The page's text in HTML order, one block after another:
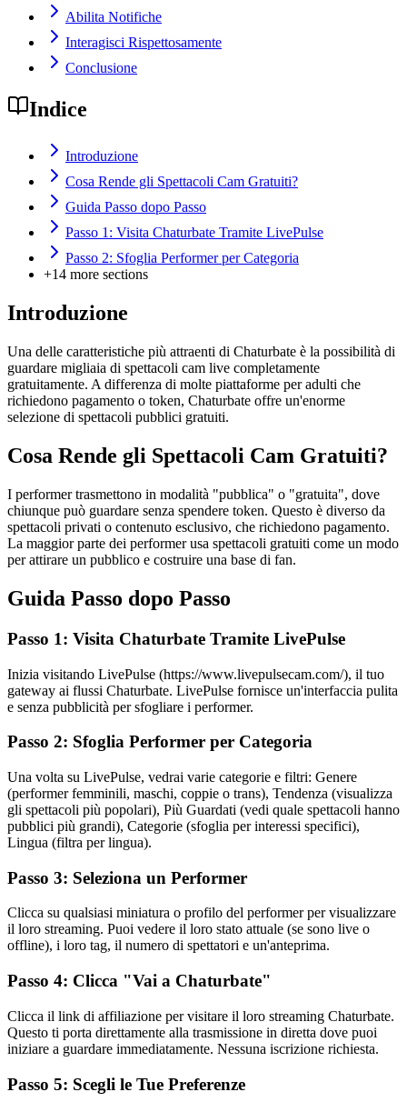
Abilita Notifiche
Interagisci Rispettosamente
Conclusione
Indice
Introduzione
Cosa Rende gli Spettacoli Cam Gratuiti?
Guida Passo dopo Passo
Passo 1: Visita Chaturbate Tramite LivePulse
Passo 2: Sfoglia Performer per Categoria
+14 more sections
Introduzione
Una delle caratteristiche più attraenti di Chaturbate è la possibilità di
guardare migliaia di spettacoli cam live completamente
gratuitamente. A differenza di molte piattaforme per adulti che
richiedono pagamento o token, Chaturbate offre un'enorme
selezione di spettacoli pubblici gratuiti.
Cosa Rende gli Spettacoli Cam Gratuiti?
I performer trasmettono in modalità "pubblica" o "gratuita", dove
chiunque può guardare senza spendere token. Questo è diverso da
spettacoli privati o contenuto esclusivo, che richiedono pagamento.
La maggior parte dei performer usa spettacoli gratuiti come un modo
per attirare un pubblico e costruire una base di fan.
Guida Passo dopo Passo
Passo 1: Visita Chaturbate Tramite LivePulse
Inizia visitando LivePulse (https://www.livepulsecam.com/), il tuo
gateway ai flussi Chaturbate. LivePulse fornisce un'interfaccia pulita
e senza pubblicità per sfogliare i performer.
Passo 2: Sfoglia Performer per Categoria
Una volta su LivePulse, vedrai varie categorie e filtri: Genere
(performer femminili, maschi, coppie o trans), Tendenza (visualizza
gli spettacoli più popolari), Più Guardati (vedi quale spettacoli hanno
pubblici più grandi), Categorie (sfoglia per interessi specifici),
Lingua (filtra per lingua).
Passo 3: Seleziona un Performer
Clicca su qualsiasi miniatura o profilo del performer per visualizzare
il loro streaming. Puoi vedere il loro stato attuale (se sono live o
offline), i loro tag, il numero di spettatori e un'anteprima.
Passo 4: Clicca "Vai a Chaturbate"
Clicca il link di affiliazione per visitare il loro streaming Chaturbate.
Questo ti porta direttamente alla trasmissione in diretta dove puoi
iniziare a guardare immediatamente. Nessuna iscrizione richiesta.
Passo 5: Scegli le Tue Preferenze